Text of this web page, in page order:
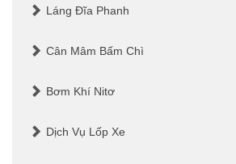
Láng Đĩa Phanh
Cân Mâm Bấm Chì
Bơm Khí Nitơ
Dịch Vụ Lốp Xe